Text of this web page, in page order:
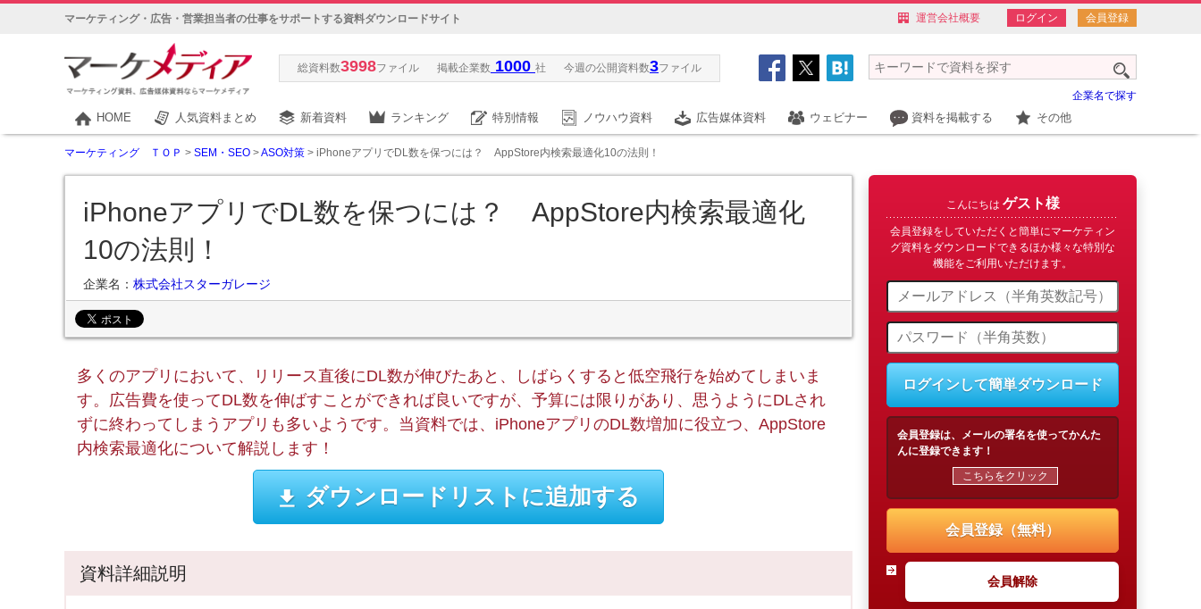
マーケティング・広告・営業担当者の仕事をサポートする資料ダウンロードサイト 運営会社概要 ログイン 会員登録
総資料数3998ファイル 掲載企業数 1000 社 今週の公開資料数3ファイル
企業名で探す
HOME 人気資料まとめ 新着資料 ランキング 特別情報 ノウハウ資料 広告媒体資料 ウェビナー 資料を掲載する その他
マーケティング ＴＯＰ > SEM・SEO >ASO対策 > iPhoneアプリでDL数を保つには？ AppStore内検索最適化10の法則！
iPhoneアプリでDL数を保つには？ AppStore内検索最適化
10の法則！
企業名： 株式会社スターガレージ
多くのアプリにおいて、リリース直後にDL数が伸びたあと、しばらくすると低空飛行を始めてしまいま
す。広告費を使ってDL数を伸ばすことができれば良いですが、予算には限りがあり、思うようにDLされ
ずに終わってしまうアプリも多いようです。当資料では、iPhoneアプリのDL数増加に役立つ、AppStore
内検索最適化について解説します！
ダウンロードリストに追加する
資料詳細説明
こんにちは ゲスト様
会員登録をしていただくと簡単にマーケティン
グ資料をダウンロードできるほか様々な特別な
機能をご利用いただけます。
ログインして簡単ダウンロード
会員登録は、メールの署名を使ってかんた
んに登録できます！
こちらをクリック
会員登録（無料）
会員解除